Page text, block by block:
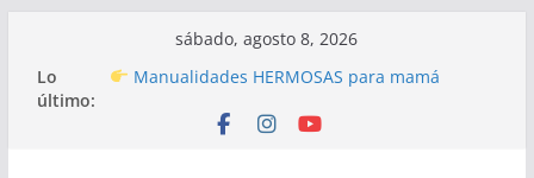
contenido
sábado, agosto 8, 2026
Lo
último:
Hermosos dibujos para MAMÁ: colorea con
Manualidades HERMOSAS para mamá